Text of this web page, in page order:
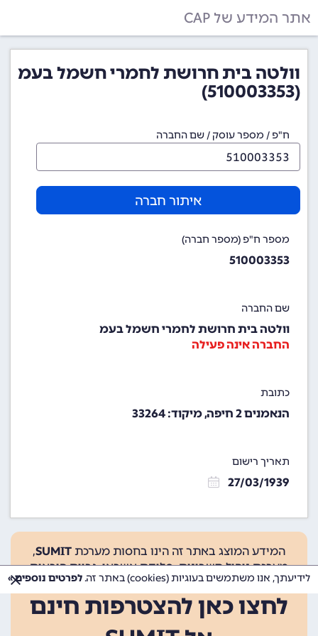
אתר המידע של CAP
וולטה בית חרושת לחמרי חשמל בעמ
(510003353)
ח"פ / מספר עוסק / שם החברה
איתור חברה
מספר ח"פ (מספר חברה)
510003353
שם החברה
וולטה בית חרושת לחמרי חשמל בעמ
החברה אינה פעילה
כתובת
הנאמנים 2 חיפה, מיקוד: 33264
תאריך רישום
27/03/1939
המידע המוצג באתר זה הינו בחסות מערכת SUMIT
,
מערכת ניהול חשבונות, סליקת אשראי, גביית הוראות
קבע ועוד.
לחצו כאן להצטרפות חינם
לידיעתך, אנו משתמשים בעוגיות (cookies) באתר זה. לפרטים נוספים »